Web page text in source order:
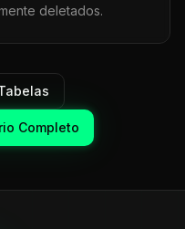
deletados.
Completo